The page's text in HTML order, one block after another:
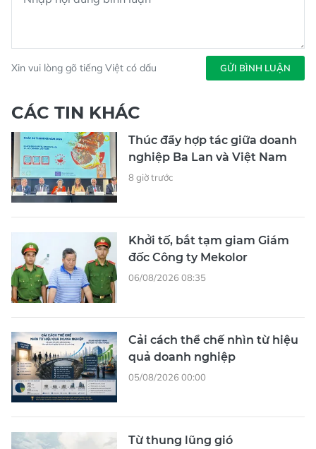
Xin vui lòng gõ tiếng Việt có dấu GỬI BÌNH LUẬN
CÁC TIN KHÁC
Thúc đẩy hợp tác giữa doanh
nghiệp Ba Lan và Việt Nam
8 giờ trước
Khởi tố, bắt tạm giam Giám
đốc Công ty Mekolor
06/08/2026 08:35
Cải cách thể chế nhìn từ hiệu
quả doanh nghiệp
05/08/2026 00:00
Từ thung lũng gió